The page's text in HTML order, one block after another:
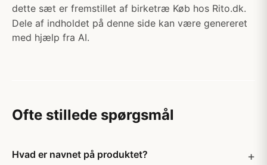
dette sæt er fremstillet af birketræ Køb hos Rito.dk.
Dele af indholdet på denne side kan være genereret
med hjælp fra AI.
Ofte stillede spørgsmål
Hvad er navnet på produktet?